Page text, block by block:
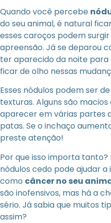
Quando você percebe
do seu animal, é natural
esses caroços podem
apreensão. Já se deparou
ter aparecido da noite
ficar de olho nessas
Esses nódulos podem ser
texturas. Alguns são
aparecer em várias partes
patas. Se o inchaço
preste atenção!
Por que isso importa
nódulos cedo pode ajudar
como câncer no seu
são inofensivos, mas há a
sério. Já sabia que muitos
assim?